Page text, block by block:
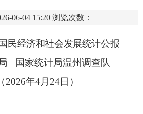
06-04 15:20 浏览次数：
民经济和社会发展统计公报
国家统计局温州调查队
（2026年4月24日）